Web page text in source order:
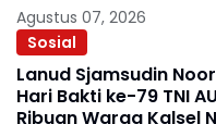
Agustus 07, 2026
Sosial
Lanud Sjamsudin
Hari Bakti ke-79 TNI
Ribuan Warga Kalsel